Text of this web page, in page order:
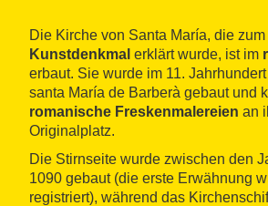
Die Kirche von Santa María, die zum
Kunstdenkmal erklärt wurde, ist im
erbaut. Sie wurde im 11.
santa María de Barberà gebaut und
romanische Freskenmalereien an
Originalplatz.
Die Stirnseite wurde zwischen den
1090 gebaut (die erste Erwähnung
registriert), während das